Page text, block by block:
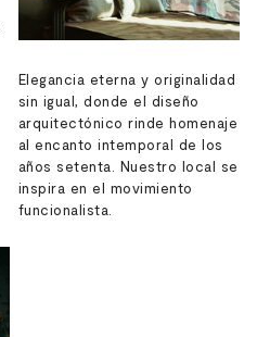
Elegancia eterna y originalidad
sin igual, donde el diseño
arquitectónico rinde homenaje
al encanto intemporal de los
años setenta. Nuestro local se
inspira en el movimiento
funcionalista.